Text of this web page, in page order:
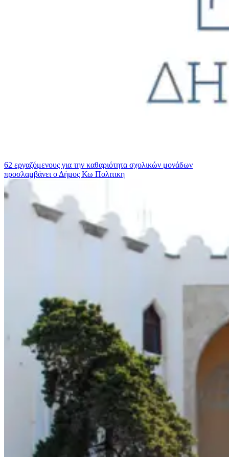
62 εργαζόμενους για την καθαριότητα σχολικών μονάδων
προσλαμβάνει ο Δήμος Κω Πολιτικη